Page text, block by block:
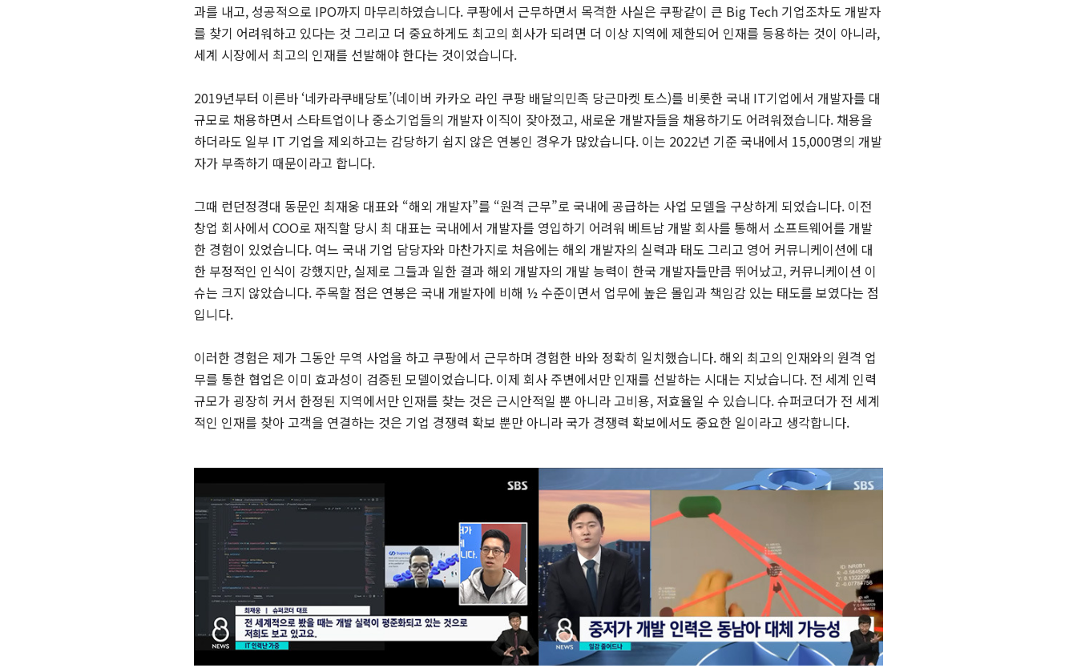
과를 내고, 성공적으로 IPO까지 마무리하였습니다. 쿠팡에서 근무하면서 목격한 사실은 쿠팡같이 큰 Big Tech 기업조차도 개발자
를 찾기 어려워하고 있다는 것 그리고 더 중요하게도 최고의 회사가 되려면 더 이상 지역에 제한되어 인재를 등용하는 것이 아니라,
세계 시장에서 최고의 인재를 선발해야 한다는 것이었습니다.
2019년부터 이른바 ‘네카라쿠배당토’(네이버 카카오 라인 쿠팡 배달의민족 당근마켓 토스)를 비롯한 국내 IT기업에서 개발자를 대
규모로 채용하면서 스타트업이나 중소기업들의 개발자 이직이 잦아졌고, 새로운 개발자들을 채용하기도 어려워졌습니다. 채용을
하더라도 일부 IT 기업을 제외하고는 감당하기 쉽지 않은 연봉인 경우가 많았습니다. 이는 2022년 기준 국내에서 15,000명의 개발
자가 부족하기 때문이라고 합니다.
그때 런던정경대 동문인 최재웅 대표와 “해외 개발자”를 “원격 근무”로 국내에 공급하는 사업 모델을 구상하게 되었습니다. 이전
창업 회사에서 COO로 재직할 당시 최 대표는 국내에서 개발자를 영입하기 어려워 베트남 개발 회사를 통해서 소프트웨어를 개발
한 경험이 있었습니다. 여느 국내 기업 담당자와 마찬가지로 처음에는 해외 개발자의 실력과 태도 그리고 영어 커뮤니케이션에 대
한 부정적인 인식이 강했지만, 실제로 그들과 일한 결과 해외 개발자의 개발 능력이 한국 개발자들만큼 뛰어났고, 커뮤니케이션 이
슈는 크지 않았습니다. 주목할 점은 연봉은 국내 개발자에 비해 ½ 수준이면서 업무에 높은 몰입과 책임감 있는 태도를 보였다는 점
입니다.
이러한 경험은 제가 그동안 무역 사업을 하고 쿠팡에서 근무하며 경험한 바와 정확히 일치했습니다. 해외 최고의 인재와의 원격 업
무를 통한 협업은 이미 효과성이 검증된 모델이었습니다. 이제 회사 주변에서만 인재를 선발하는 시대는 지났습니다. 전 세계 인력
규모가 굉장히 커서 한정된 지역에서만 인재를 찾는 것은 근시안적일 뿐 아니라 고비용, 저효율일 수 있습니다. 슈퍼코더가 전 세계
적인 인재를 찾아 고객을 연결하는 것은 기업 경쟁력 확보 뿐만 아니라 국가 경쟁력 확보에서도 중요한 일이라고 생각합니다.